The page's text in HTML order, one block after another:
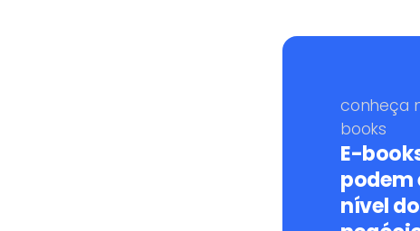
conheça
books
E-
podem
nível